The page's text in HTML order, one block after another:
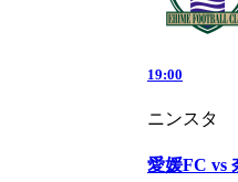
19:00
ニンスタ
愛媛FC vs